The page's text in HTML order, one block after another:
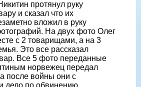
протянул руку
и сказал что их
вложил в руку
На двух фото Олег
с 2 товарищами, а на 3
Это все рассказал
Все 5 фото переданные
норвежец передал
после войны они с
дело по обвинению